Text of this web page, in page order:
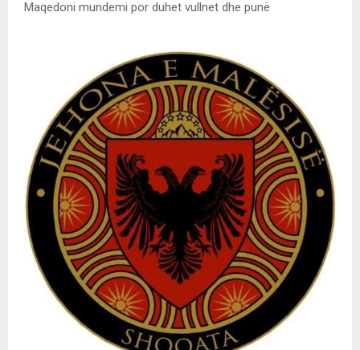
Maqedoni mundemi por duhet vullnet dhe punë